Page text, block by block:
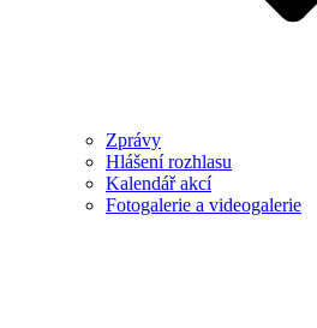
Zprávy
Hlášení rozhlasu
Kalendář akcí
Fotogalerie a videogalerie